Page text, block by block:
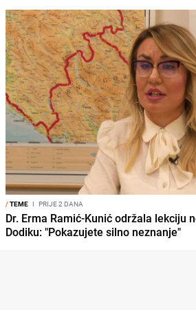
/TEME I PRIJE 2 DANA
Dr. Erma Ramić-Kunić održala lekciju
Dodiku: "Pokazujete silno neznanje"